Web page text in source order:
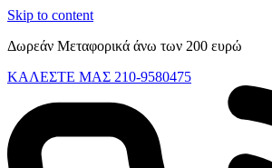
Skip to content
Δωρεάν Μεταφορικά άνω των 200 ευρώ
ΚΑΛΕΣΤΕ ΜΑΣ 210-9580475